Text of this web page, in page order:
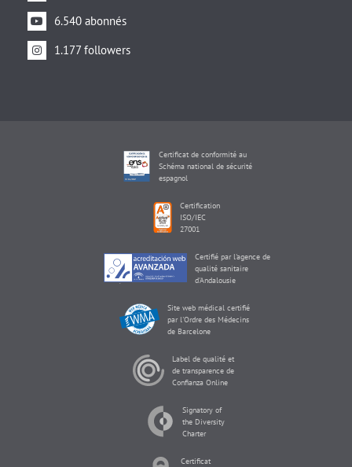
6.540 abonnés
1.177 followers
Certificat de conformité au
Schéma national de sécurité
espagnol
Certification
ISO/IEC
27001
Certifié par l'agence de
qualité sanitaire
d'Andalousie
Site web médical certifié
par l'Ordre des Médecins
de Barcelone
Label de qualité et
de transparence de
Confianza Online
Signatory of
the Diversity
Charter
Certificat